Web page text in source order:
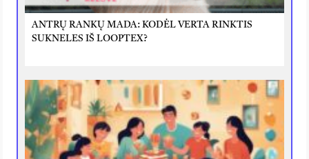
ANTRŲ RANKŲ MADA: KODĖL VERTA RINKTIS
SUKNELES IŠ LOOPTEX?